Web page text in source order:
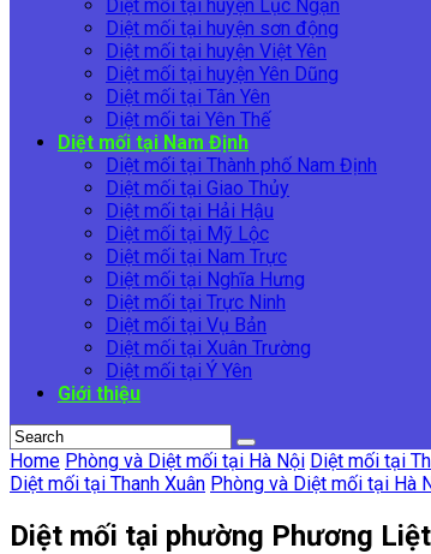
Diệt mối tại huyện Lục Ngạn
Diệt mối tại huyện sơn động
Diệt mối tại huyện Việt Yên
Diệt mối tại huyện Yên Dũng
Diệt mối tại Tân Yên
Diệt mối tai Yên Thế
Diệt mối tại Nam Định
Diệt mối tại Thành phố Nam Định
Diệt mối tại Giao Thủy
Diệt mối tại Hải Hậu
Diệt mối tại Mỹ Lộc
Diệt mối tại Nam Trực
Diệt mối tại Nghĩa Hưng
Diệt mối tại Trực Ninh
Diệt mối tại Vụ Bản
Diệt mối tại Xuân Trường
Diệt mối tại Ý Yên
Giới thiệu
Home Phòng và Diệt mối tại Hà Nội Diệt mối tại
Diệt mối tại Thanh Xuân Phòng và Diệt mối tại Hà
Diệt mối tại phường Phương